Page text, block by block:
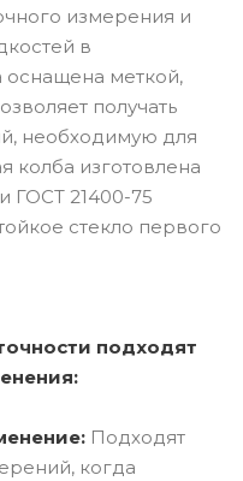
измерения и
в
оснащена меткой,
получать
необходимую для
колба изготовлена
ГОСТ 21400-75
стекло первого
подходят
Подходят
когда